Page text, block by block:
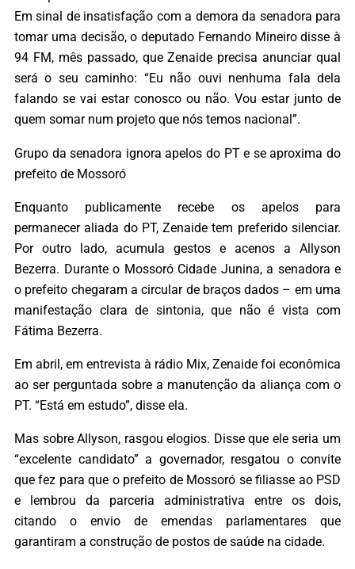
Em sinal de insatisfação com a demora da senadora para
tomar uma decisão, o deputado Fernando Mineiro disse à
94 FM, mês passado, que Zenaide precisa anunciar qual
será o seu caminho: “Eu não ouvi nenhuma fala dela
falando se vai estar conosco ou não. Vou estar junto de
quem somar num projeto que nós temos nacional”.
Grupo da senadora ignora apelos do PT e se aproxima do
prefeito de Mossoró
Enquanto publicamente recebe os apelos para
permanecer aliada do PT, Zenaide tem preferido silenciar.
Por outro lado, acumula gestos e acenos a Allyson
Bezerra. Durante o Mossoró Cidade Junina, a senadora e
o prefeito chegaram a circular de braços dados – em uma
manifestação clara de sintonia, que não é vista com
Fátima Bezerra.
Em abril, em entrevista à rádio Mix, Zenaide foi econômica
ao ser perguntada sobre a manutenção da aliança com o
PT. “Está em estudo”, disse ela.
Mas sobre Allyson, rasgou elogios. Disse que ele seria um
“excelente candidato” a governador, resgatou o convite
que fez para que o prefeito de Mossoró se filiasse ao PSD
e lembrou da parceria administrativa entre os dois,
citando o envio de emendas parlamentares que
garantiram a construção de postos de saúde na cidade.